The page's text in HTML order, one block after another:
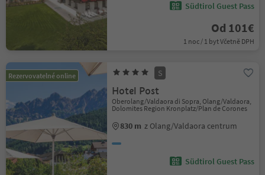
Südtirol Guest Pass
Od 101€
1 noc / 1 byt Včetně DPH
Rezervovatelné online S
Hotel Post
Oberolang/Valdaora di Sopra, Olang/Valdaora,
Dolomites Region Kronplatz/Plan de Corones
830 m z Olang/Valdaora centrum
Südtirol Guest Pass